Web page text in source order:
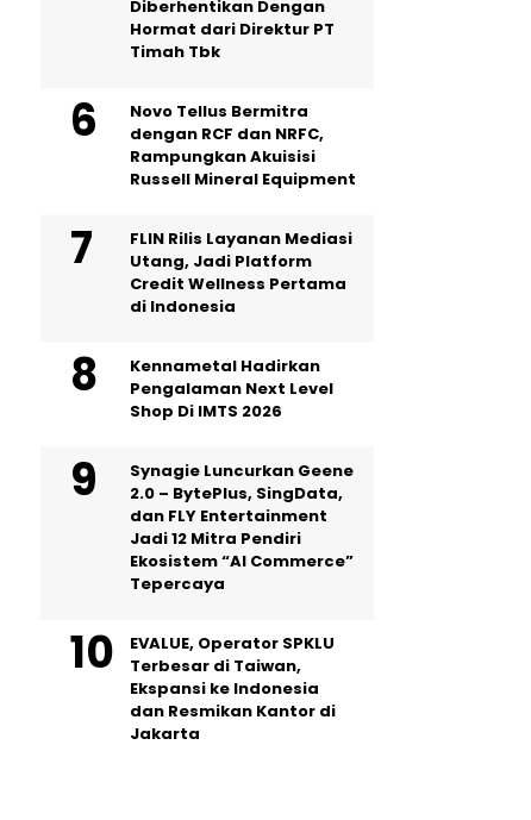
Diberhentikan Dengan
Hormat dari Direktur PT
Timah Tbk
Novo Tellus Bermitra
dengan RCF dan NRFC,
Rampungkan Akuisisi
Russell Mineral Equipment
FLIN Rilis Layanan Mediasi
Utang, Jadi Platform
Credit Wellness Pertama
di Indonesia
Kennametal Hadirkan
Pengalaman Next Level
Shop Di IMTS 2026
Synagie Luncurkan Geene
2.0 – BytePlus, SingData,
dan FLY Entertainment
Jadi 12 Mitra Pendiri
Ekosistem “AI Commerce”
Tepercaya
EVALUE, Operator SPKLU
Terbesar di Taiwan,
Ekspansi ke Indonesia
dan Resmikan Kantor di
Jakarta